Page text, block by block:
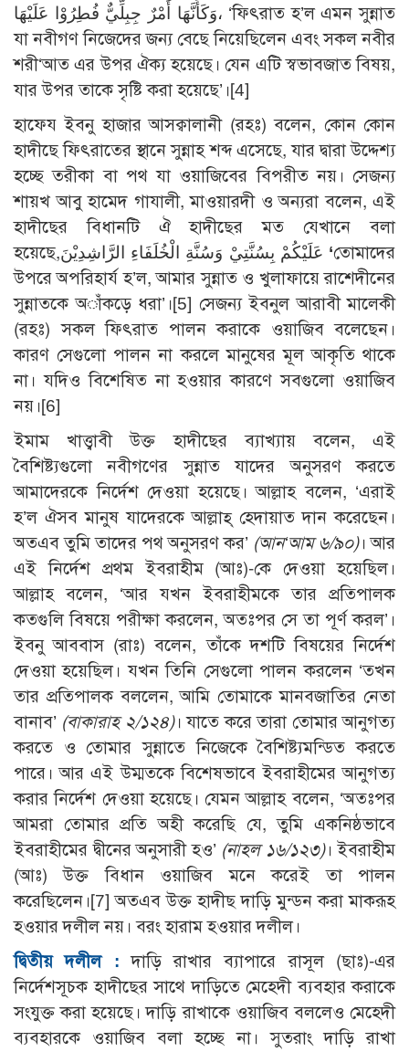
وَكَأَنَّهَا أَمْرٌ جِبِلِّيٌّ فُطِرُوْا عَلَيْهَا، ‘ফিৎরাত হ’ল এমন সুন্নাত
যা নবীগণ নিজেদের জন্য বেছে নিয়েছিলেন এবং সকল নবীর
শরী‘আত এর উপর ঐক্য হয়েছে। যেন এটি স্বভাবজাত বিষয়,
যার উপর তাকে সৃষ্টি করা হয়েছে’।[4]
হাফেয ইবনু হাজার আসক্বালানী (রহঃ) বলেন, কোন কোন
হাদীছে ফিৎরাতের স্থানে সুন্নাহ শব্দ এসেছে, যার দ্বারা উদ্দেশ্য
হচ্ছে তরীকা বা পথ যা ওয়াজিবের বিপরীত নয়। সেজন্য
শায়খ আবু হামেদ গাযালী, মাওয়ারদী ও অন্যরা বলেন, এই
হাদীছের বিধানটি ঐ হাদীছের মত যেখানে বলা
‘তোমাদের
উপরে অপরিহার্য হ’ল, আমার সুন্নাত ও খুলাফায়ে রাশেদীনের
সুন্নাতকে অাঁকড়ে ধরা’।[5] সেজন্য ইবনুল আরাবী মালেকী
(রহঃ) সকল ফিৎরাত পালন করাকে ওয়াজিব বলেছেন।
কারণ সেগুলো পালন না করলে মানুষের মূল আকৃতি থাকে
না। যদিও বিশেষিত না হওয়ার কারণে সবগুলো ওয়াজিব
নয়।[6]
ইমাম খাত্ত্বাবী উক্ত হাদীছের ব্যাখ্যায় বলেন, এই
বৈশিষ্ট্যগুলো নবীগণের সুন্নাত যাদের অনুসরণ করতে
আমাদেরকে নির্দেশ দেওয়া হয়েছে। আল্লাহ বলেন, ‘এরাই
হ’ল ঐসব মানুষ যাদেরকে আল্লাহ্ হেদায়াত দান করেছেন।
অতএব তুমি তাদের পথ অনুসরণ কর’ (আন‘আম ৬/৯০)। আর
এই নির্দেশ প্রথম ইবরাহীম (আঃ)-কে দেওয়া হয়েছিল।
আল্লাহ বলেন, ‘আর যখন ইবরাহীমকে তার প্রতিপালক
কতগুলি বিষয়ে পরীক্ষা করলেন, অতঃপর সে তা পূর্ণ করল’।
ইবনু আববাস (রাঃ) বলেন, তাঁকে দশটি বিষয়ের নির্দেশ
দেওয়া হয়েছিল। যখন তিনি সেগুলো পালন করলেন ‘তখন
তার প্রতিপালক বললেন, আমি তোমাকে মানবজাতির নেতা
বানাব’ (বাকারাহ ২/১২৪)। যাতে করে তারা তোমার আনুগত্য
করতে ও তোমার সুন্নাতে নিজেকে বৈশিষ্ট্যমন্ডিত করতে
পারে। আর এই উম্মতকে বিশেষভাবে ইবরাহীমের আনুগত্য
করার নির্দেশ দেওয়া হয়েছে। যেমন আল্লাহ বলেন, ‘অতঃপর
আমরা তোমার প্রতি অহী করেছি যে, তুমি একনিষ্ঠভাবে
ইবরাহীমের দ্বীনের অনুসারী হও’ (নাহল ১৬/১২৩)। ইবরাহীম
(আঃ) উক্ত বিধান ওয়াজিব মনে করেই তা পালন
করেছিলেন।[7] অতএব উক্ত হাদীছ দাড়ি মুন্ডন করা মাকরূহ
হওয়ার দলীল নয়। বরং হারাম হওয়ার দলীল।
দ্বিতীয় দলীল :
দাড়ি রাখার ব্যাপারে রাসূল (ছাঃ)-এর
নির্দেশসূচক হাদীছের সাথে দাড়িতে মেহেদী ব্যবহার করাকে
সংযুক্ত করা হয়েছে। দাড়ি রাখাকে ওয়াজিব বললেও মেহেদী
ব্যবহারকে ওয়াজিব বলা হচ্ছে না। সুতরাং দাড়ি রাখা